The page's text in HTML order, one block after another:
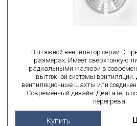
Вытяжной вентилятор серии D
размерах. Имеет сверхтонкую
радиальными жалюзи в
вытяжной системы
вентиляционные шахты или
Современный дизайн. Двигатель
перегрева.
Купить